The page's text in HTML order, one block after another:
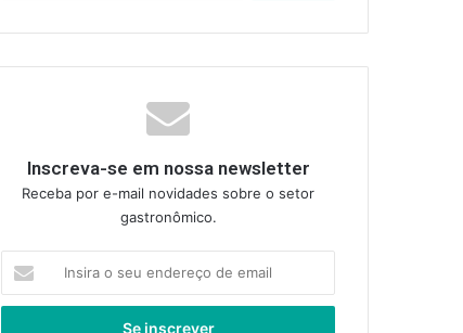
Inscreva-se em nossa newsletter
Receba por e-mail novidades sobre o setor
gastronômico.
seu